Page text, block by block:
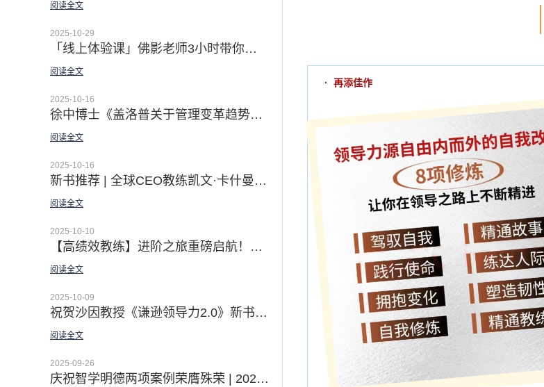
阅读全文
2025-10-29
「线上体验课」佛影老师3小时带你体验GROW模型的正确打开方式
阅读全文
2025-10-16
徐中博士《盖洛普关于管理变革趋势的52个颠覆性发现》译者序 | 释放经理人潜能是解锁组织原力的杠杆
阅读全文
2025-10-16
新书推荐 | 全球CEO教练凯文·卡什曼《内外兼修》引言：开启领导力的突破之旅
阅读全文
2025-10-10
【高绩效教练】进阶之旅重磅启航！从精通GROW到激活团队潜能 赋能个体发展 打造互赖团队
阅读全文
2025-10-09
祝贺沙因教授《谦逊领导力2.0》新书上市|徐中博士译者序 —— 无谦逊 不领导
阅读全文
2025-09-26
庆祝智学明德两项案例荣膺殊荣 | 2025第十三届中国企业教育培训服务会展精彩回顾
· 再添佳作